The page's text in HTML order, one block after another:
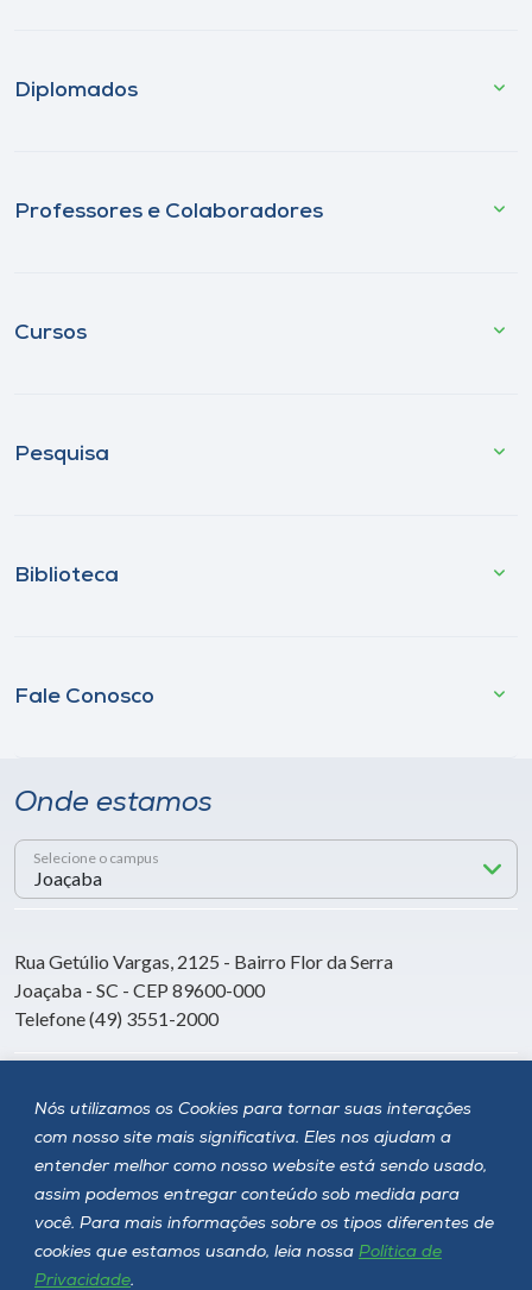
Nós utilizamos os Cookies para tornar suas interações
com nosso site mais significativa. Eles nos ajudam a
entender melhor como nosso website está sendo usado,
assim podemos entregar conteúdo sob medida para
você. Para mais informações sobre os tipos diferentes de
cookies que estamos usando, leia nossa Política de
Privacidade.
Diplomados
Professores e Colaboradores
Cursos
Pesquisa
Biblioteca
Fale Conosco
Onde estamos
Selecione o campus
Rua Getúlio Vargas, 2125 - Bairro Flor da Serra
Joaçaba - SC - CEP 89600-000
Telefone (49) 3551-2000
Siga a Unoesc